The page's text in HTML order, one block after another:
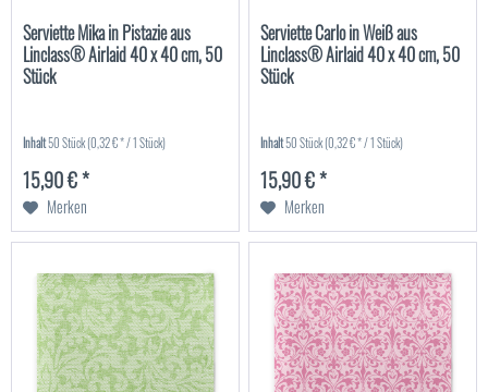
Serviette Mika in Pistazie aus
Linclass® Airlaid 40 x 40 cm, 50
Stück
Inhalt50 Stück(0,32 € * / 1 Stück)
15,90 € *
Merken
Serviette Carlo in Weiß aus
Linclass® Airlaid 40 x 40 cm, 50
Stück
Inhalt50 Stück(0,32 € * / 1 Stück)
15,90 € *
Merken